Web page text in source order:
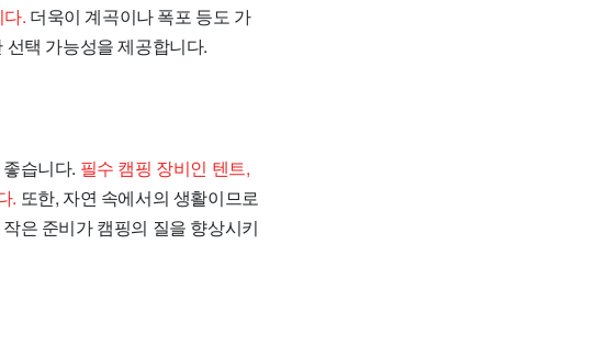
. 더욱이 계곡이나 폭포 등도 가
택 가능성을 제공합니다.
습니다. 필수 캠핑 장비인 텐트,
. 또한, 자연 속에서의 생활이므로
은 준비가 캠핑의 질을 향상시키